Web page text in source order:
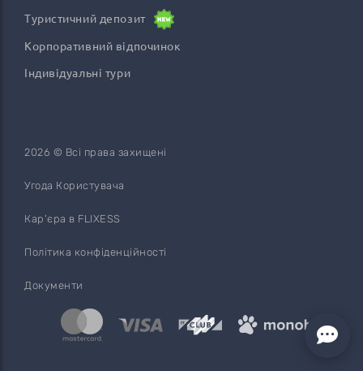
Туристичний депозит
Корпоративний відпочинок
Індивідуальні тури
2026 © Всі права захищені
Угода Користувача
Кар'єра в FLIXESS
Політика конфіденційності
Документи